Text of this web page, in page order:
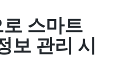
스마트
보 관리 시